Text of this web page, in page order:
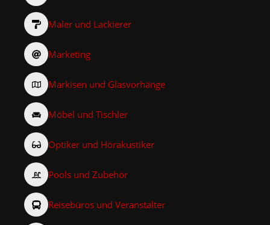
Maler und Lackierer
Marketing
Markisen und Glasvorhänge
Möbel und Tischler
Optiker und Hörakustiker
Pools und Zubehör
Reisebüros und Veranstalter